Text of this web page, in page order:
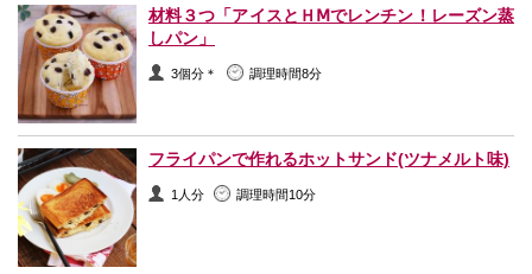
材料３つ「アイスとＨⅯでレンチン！レーズン蒸
しパン」
3個分＊ 調理時間8分
フライパンで作れるホットサンド(ツナメルト味)
1人分 調理時間10分